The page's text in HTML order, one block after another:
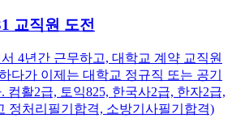
교직원 도전
4년간 근무하고, 대학교 계약 교직원
다가 이제는 대학교 정규직 또는 공기
컴활2급, 토익825, 한국사2급, 한자2급,
정처리필기합격, 소방기사필기합격)